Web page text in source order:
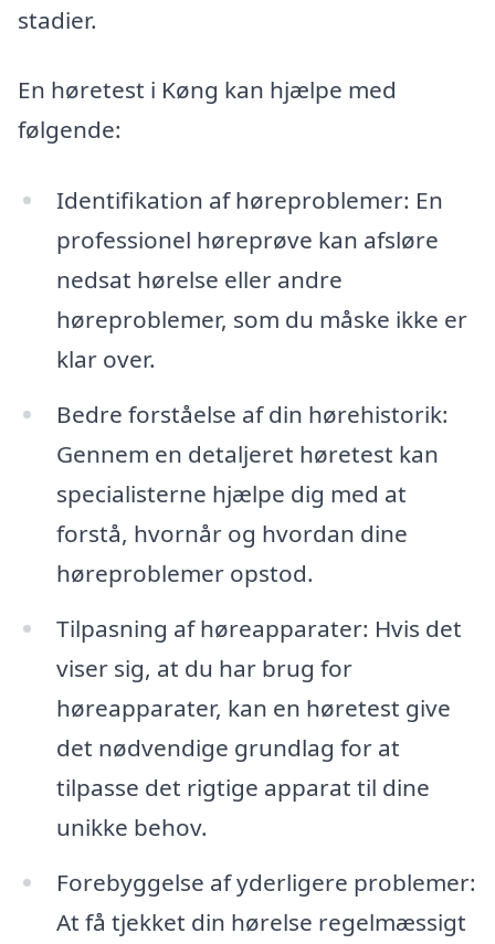
stadier.
En høretest i Køng kan hjælpe med
følgende:
Identifikation af høreproblemer: En
professionel høreprøve kan afsløre
nedsat hørelse eller andre
høreproblemer, som du måske ikke er
klar over.
Bedre forståelse af din hørehistorik:
Gennem en detaljeret høretest kan
specialisterne hjælpe dig med at
forstå, hvornår og hvordan dine
høreproblemer opstod.
Tilpasning af høreapparater: Hvis det
viser sig, at du har brug for
høreapparater, kan en høretest give
det nødvendige grundlag for at
tilpasse det rigtige apparat til dine
unikke behov.
Forebyggelse af yderligere problemer:
At få tjekket din hørelse regelmæssigt